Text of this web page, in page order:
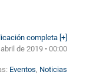
completa [+]
de 2019 • 00:00
Eventos, Noticias